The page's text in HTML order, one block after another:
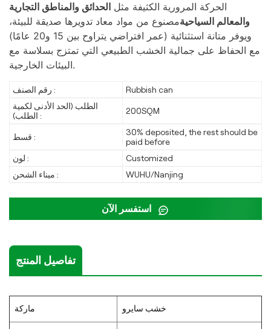
الحركة المرورية الكثيفة مثل الحدائق والمناطق التجارية
والمعالم السياحيةمصنوع من مواد معاد تدويرها صديقة للبيئة،
ويوفر متانة استثنائية (عمر افتراضي يتراوح بين 15 و20 عامًا)
مع الحفاظ على جمالية الخشب الطبيعي التي تمتزج بسلاسة مع
البيئات الخارجية.
رقم الصنف :
Rubbish can
الطلب (الحد الأدنى لكمية
الطلب) :
200SQM
قسط :
30% deposited, the rest should be
paid before
لون :
Customized
ميناء الشحن :
WUHU/Nanjing
تفاصيل المنتج
ماركة خشب سايرو